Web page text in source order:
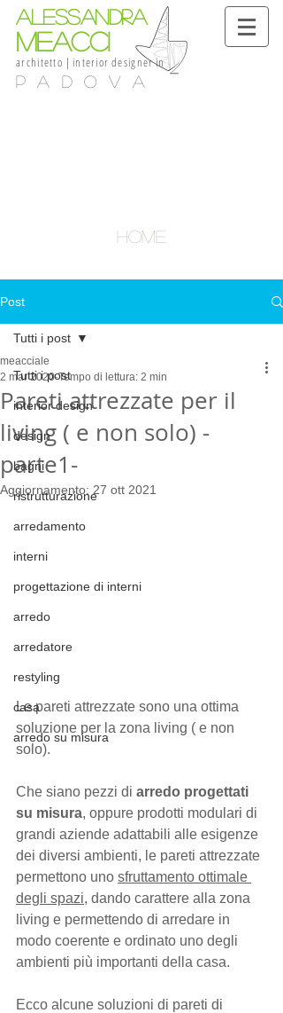
alessandra
meacci
architetto | interior designerin
Padova
home
Post
Tutti i post
interior design
design
bagni
ristrutturazione
arredamento
interni
progettazione di interni
arredo
arredatore
restyling
casa
arredo su misura
Tutti i post
Pareti attrezzate per il
living ( e non solo) -
parte1-
meacciale
2 mar 2020 Tempo di lettura: 2 min
Aggiornamento: 27 ott 2021
Le pareti attrezzate sono una ottima
soluzione per la zona living ( e non
solo).
Che siano pezzi di arredo progettati
su misura, oppure prodotti modulari di
grandi aziende adattabili alle esigenze
dei diversi ambienti, le pareti attrezzate
permettono uno sfruttamento ottimale
degli spazi, dando carattere alla zona
living e permettendo di arredare in
modo coerente e ordinato uno degli
ambienti più importanti della casa.
Ecco alcune soluzioni di pareti di